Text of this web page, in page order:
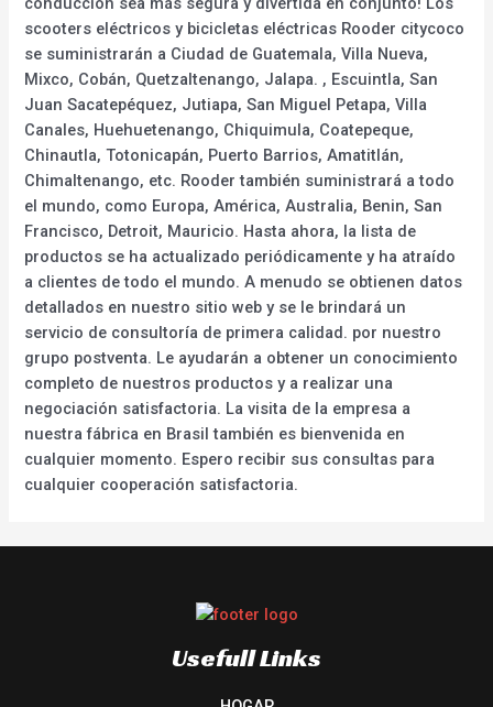
scooters eléctricos y bicicletas eléctricas Rooder citycoco
se suministrarán a Ciudad de Guatemala, Villa Nueva,
Mixco, Cobán, Quetzaltenango, Jalapa. , Escuintla, San
Juan Sacatepéquez, Jutiapa, San Miguel Petapa, Villa
Canales, Huehuetenango, Chiquimula, Coatepeque,
Chinautla, Totonicapán, Puerto Barrios, Amatitlán,
Chimaltenango, etc. Rooder también suministrará a todo
el mundo, como Europa, América, Australia, Benin, San
Francisco, Detroit, Mauricio. Hasta ahora, la lista de
productos se ha actualizado periódicamente y ha atraído
a clientes de todo el mundo. A menudo se obtienen datos
detallados en nuestro sitio web y se le brindará un
servicio de consultoría de primera calidad. por nuestro
grupo postventa. Le ayudarán a obtener un conocimiento
completo de nuestros productos y a realizar una
negociación satisfactoria. La visita de la empresa a
nuestra fábrica en Brasil también es bienvenida en
cualquier momento. Espero recibir sus consultas para
cualquier cooperación satisfactoria.
Usefull Links